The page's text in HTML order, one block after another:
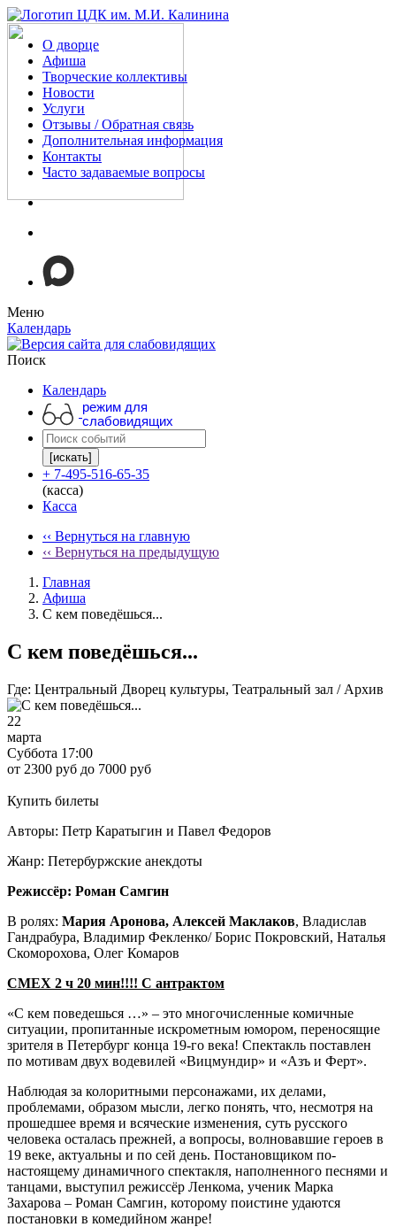
О дворце
Афиша
Творческие коллективы
Новости
Услуги
Отзывы / Обратная связь
Дополнительная информация
Контакты
Часто задаваемые вопросы
Меню
Календарь
Поиск
Календарь
режим для
слабовидящих
[искать]
+ 7-495-516-65-35
(касса)
Касса
‹‹ Вернуться на главную
‹‹ Вернуться на предыдущую
Главная
Афиша
С кем поведёшься...
С кем поведёшься...
Где: Центральный Дворец культуры, Театральный зал / Архив
22
марта
Суббота 17:00
от 2300 руб до 7000 руб
Купить билеты
Авторы: Петр Каратыгин и Павел Федоров
Жанр: Петербуржские анекдоты
Режиссёр: Роман Самгин
В ролях: Мария Аронова, Алексей Маклаков, Владислав
Гандрабура, Владимир Фекленко/ Борис Покровский, Наталья
Скоморохова, Олег Комаров
СМЕХ 2 ч 20 мин!!!! С антрактом
«С кем поведешься …» – это многочисленные комичные
ситуации, пропитанные искрометным юмором, переносящие
зрителя в Петербург конца 19-го века! Спектакль поставлен
по мотивам двух водевилей «Вицмундир» и «Азъ и Ферт».
Наблюдая за колоритными персонажами, их делами,
проблемами, образом мысли, легко понять, что, несмотря на
прошедшее время и всяческие изменения, суть русского
человека осталась прежней, а вопросы, волновавшие героев в
19 веке, актуальны и по сей день. Постановщиком по-
настоящему динамичного спектакля, наполненного песнями и
танцами, выступил режиссёр Ленкома, ученик Марка
Захарова – Роман Самгин, которому поистине удаются
постановки в комедийном жанре!